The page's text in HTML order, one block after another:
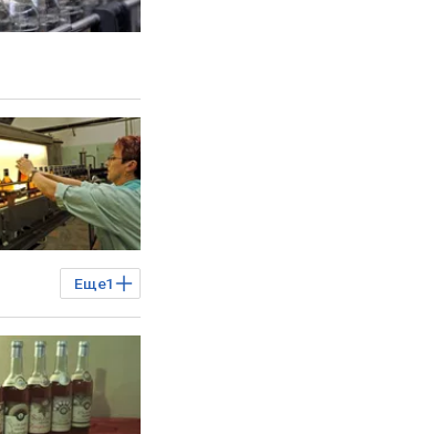
Еще1